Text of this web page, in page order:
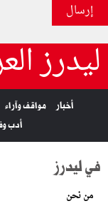
إرسال
ليدرز
أخبار مواقف وآراء
أدب
في ليدرز
من نحن